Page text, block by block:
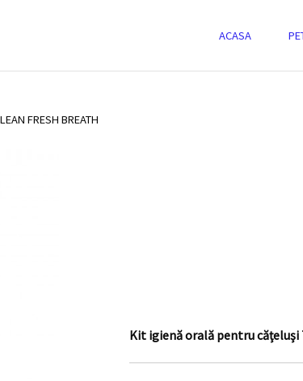
ACASA
FRESH BREATH
Kit igienă orală pentru căţeluşi